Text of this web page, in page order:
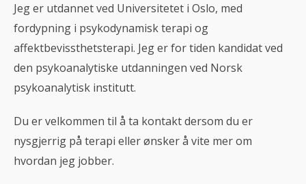
Jeg er utdannet ved Universitetet i Oslo, med
fordypning i psykodynamisk terapi og
affektbevissthetsterapi. Jeg er for tiden kandidat ved
den psykoanalytiske utdanningen ved Norsk
psykoanalytisk institutt.
Du er velkommen til å ta kontakt dersom du er
nysgjerrig på terapi eller ønsker å vite mer om
hvordan jeg jobber.